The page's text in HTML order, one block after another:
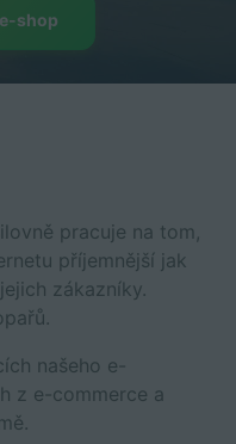
shop
pracuje na tom,
příjemnější jak
zákazníky.
našeho e-
z e-commerce a